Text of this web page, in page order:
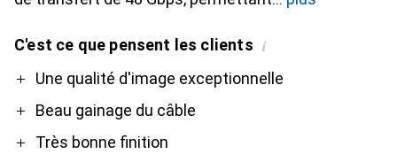
C'est ce que pensent les clients i
ProUne qualité d'image exceptionnelle
Beau gainage du câble
Très bonne finition
Contre